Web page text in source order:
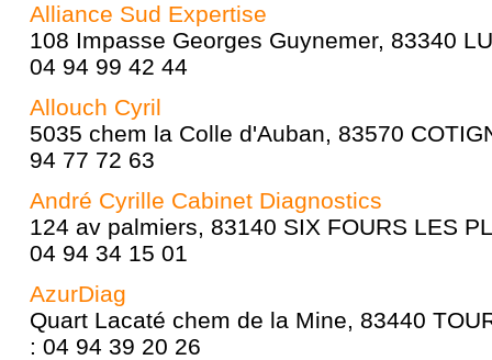
Alliance Sud Expertise
108 Impasse Georges Guynemer, 83340
04 94 99 42 44
Allouch Cyril
5035 chem la Colle d'Auban, 83570
94 77 72 63
André Cyrille Cabinet Diagnostics
124 av palmiers, 83140 SIX FOURS LES
04 94 34 15 01
AzurDiag
Quart Lacaté chem de la Mine, 83440
: 04 94 39 20 26